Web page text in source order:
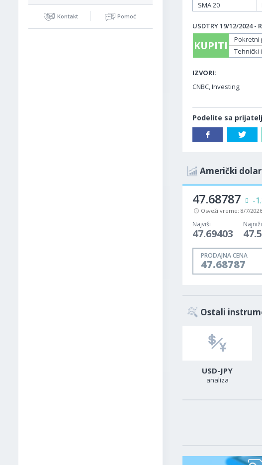
Kontakt Pomoć
SMA 20
USDTRY 19/12/2024 -
KUPITI Pokretni
Tehnički
IZVORI:
CNBC, Investing;
Podelite sa
Američki
47.68787 -
Osveži vreme: 8/7/
Najviši
47.69403
Najniži
PRODAJNA CENA
47.68787
Ostali
USD-JPY
analiza